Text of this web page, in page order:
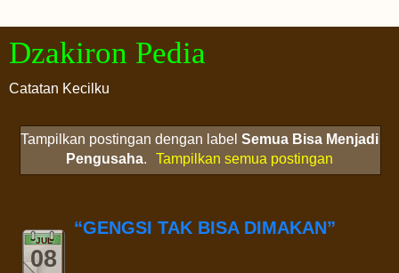
Dzakiron Pedia
Catatan Kecilku
Tampilkan postingan dengan label Semua Bisa Menjadi
Pengusaha. Tampilkan semua postingan
JUL
08
“GENGSI TAK BISA DIMAKAN”